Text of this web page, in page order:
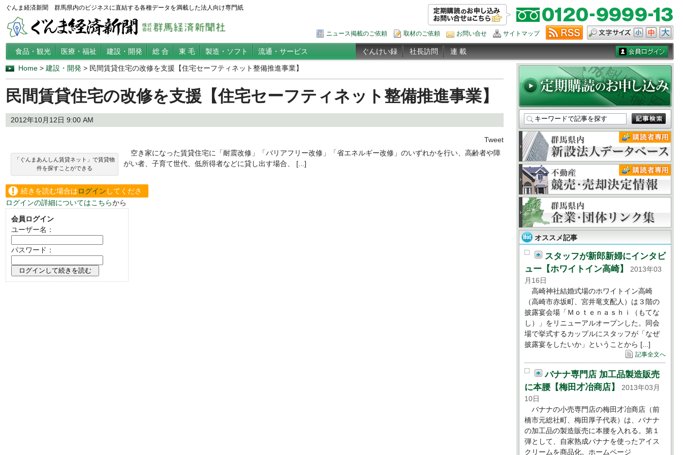
ぐんま経済新聞 群馬県内のビジネスに直結する各種データを満載した法人向け専門紙
ニュース掲載のご依頼 取材のご依頼 お問い合せ サイトマップ
食品・観光 医療・福祉 建設・開発 総 合 東 毛 製造・ソフト 流通・サービス ぐんけい録 社長訪問 連 載
Home > 建設・開発 > 民間賃貸住宅の改修を支援【住宅セーフティネット整備推進事業】
民間賃貸住宅の改修を支援【住宅セーフティネット整備推進事業】
2012年10月12日 9:00 AM
Tweet
「ぐんまあんしん賃貸ネット」で賃貸物
件を探すことができる
空き家になった賃貸住宅に「耐震改修」「バリアフリー改修」「省エネルギー改修」のいずれかを行い、高齢者や障
がい者、子育て世代、低所得者などに貸し出す場合、 [...]
続きを読む場合はログイン してくださ
い。
ログインの詳細についてはこちらから
会員ログイン
ユーザー名：
パスワード：
オススメ記事
スタッフが新郎新婦にインタビ
ュー【ホワイトイン高崎】
2013年03
月16日
高崎神社結婚式場のホワイトイン高崎
（高崎市赤坂町、宮井竜支配人）は３階の
披露宴会場「Ｍｏｔｅｎａｓｈｉ（もてな
し）」をリニューアルオープンした。同会
場で挙式するカップルにスタッフが「なぜ
披露宴をしたいか」ということから [...]
記事全文へ
バナナ専門店 加工品製造販売
に本腰【梅田才冶商店】
2013年03月
10日
バナナの小売専門店の梅田才冶商店（前
橋市元総社町、梅田厚子代表）は、バナナ
の加工品の製造販売に本腰を入れる。第１
弾として、自家熟成バナナを使ったアイス
クリームを商品化。ホームページ